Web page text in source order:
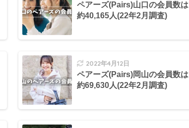
ペアーズ(Pairs)山口の会員数は
約40,165人(22年2月調査)
2022年4月12日
ペアーズ(Pairs)岡山の会員数は
約69,630人(22年2月調査)